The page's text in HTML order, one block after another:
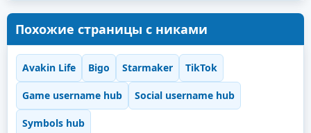
Похожие страницы с никами
Avakin Life Bigo Starmaker TikTok
Game username hub Social username hub
Symbols hub